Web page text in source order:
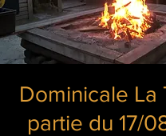
Dominicale La
partie du 17/